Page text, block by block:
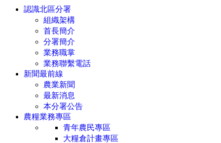
認識北區分署
組織架構
首長簡介
分署簡介
業務職掌
業務聯繫電話
新聞最前線
農業新聞
最新消息
本分署公告
農糧業務專區
青年農民專區
大糧倉計畫專區